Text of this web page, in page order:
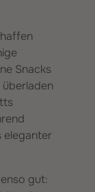
Snacks
eleganter
gut: